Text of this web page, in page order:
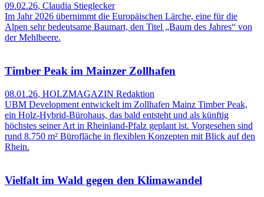
09.02.26, Claudia Stieglecker
Im Jahr 2026 übernimmt die Europäischen Lärche, eine für die
Alpen sehr bedeutsame Baumart, den Titel „Baum des Jahres“ von
der Mehlbeere.
Timber Peak im Mainzer Zollhafen
08.01.26, HOLZMAGAZIN Redaktion
UBM Development entwickelt im Zollhafen Mainz Timber Peak,
ein Holz‑Hybrid‑Bürohaus, das bald entsteht und als künftig
höchstes seiner Art in Rheinland‑Pfalz geplant ist. Vorgesehen sind
rund 8.750 m² Bürofläche in flexiblen Konzepten mit Blick auf den
Rhein.
Vielfalt im Wald gegen den Klimawandel